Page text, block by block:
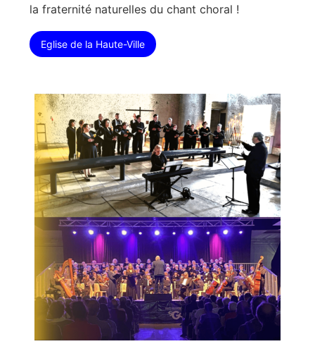
la fraternité naturelles du chant choral !
Eglise de la Haute-Ville